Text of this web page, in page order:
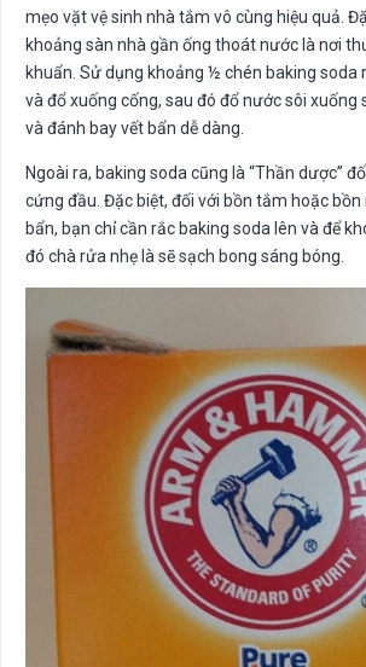
mẹo vặt vệ sinh nhà tắm vô cùng hiệu quả.
khoảng sàn nhà gần ống thoát nước là nơi
khuẩn. Sử dụng khoảng ½ chén baking soda
và đổ xuống cống, sau đó đổ nước sôi xuống
và đánh bay vết bẩn dễ dàng.
Ngoài ra, baking soda cũng là “Thần dược”
cứng đầu. Đặc biệt, đối với bồn tắm hoặc
bẩn, bạn chỉ cần rắc baking soda lên và để
đó chà rửa nhẹ là sẽ sạch bong sáng bóng.